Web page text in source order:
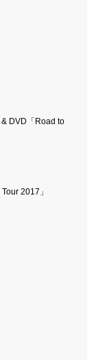
DVD「Road to
2017」